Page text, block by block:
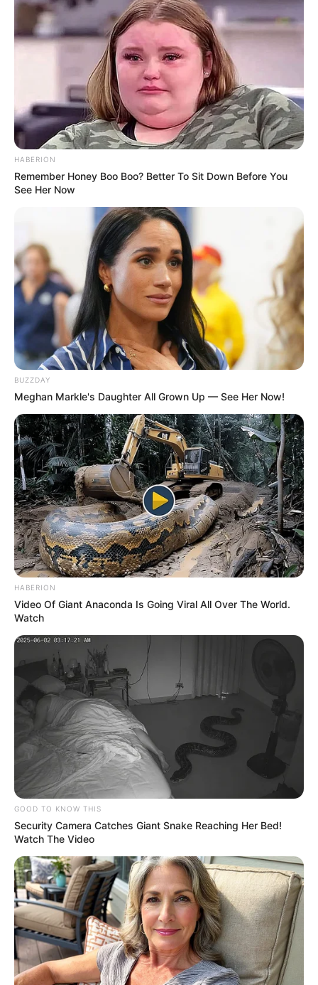
HABERION
Remember Honey Boo Boo? Better To Sit Down Before You
See Her Now
BUZZDAY
Meghan Markle's Daughter All Grown Up — See Her Now!
HABERION
Video Of Giant Anaconda Is Going Viral All Over The World.
Watch
GOOD TO KNOW THIS
Security Camera Catches Giant Snake Reaching Her Bed!
Watch The Video